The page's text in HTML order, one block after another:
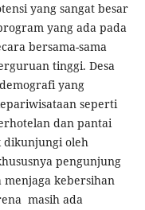
yang sangat besar
yang ada pada
bersama-sama
tinggi. Desa
yang
seperti
dan pantai
dikunjungi oleh
pengunjung
kebersihan
masih ada